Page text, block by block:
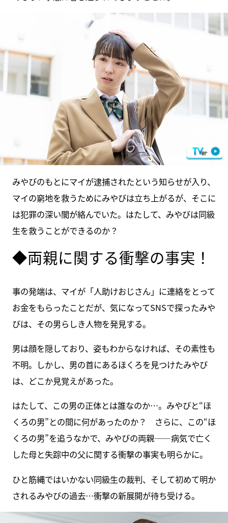
みやびのもとにマイが逮捕されたという知らせが入り、
マイの窮地を救うためにみやびは立ち上がるが、そこに
は犯罪の深い闇が絡んでいた。はたして、みやびは同級
生を救うことができるのか？
◆両親に関する衝撃の事実！
事の発端は、マイが「人助けおじさん」に連絡をとって
お金をもらったことだが、気になってSNSで探ったみや
びは、その男らしき人物を発見する。
男は顔を隠しており、姿もわからなければ、その素性も
不明。しかし、男の首にあるほくろを見つけたみやび
は、どこか見覚えがあった。
はたして、この男の正体とは誰なのか…。みやびと“ほ
くろの男”との間に何があったのか？ さらに、この“ほ
くろの男”を追うなかで、みやびの両親――病気で亡く
した母と失踪中の父に関する衝撃の事実も明らかに。
ひと筋縄ではいかない同級生の裁判、そして初めて明か
されるみやびの過去…衝撃の新展開が待ち受ける。